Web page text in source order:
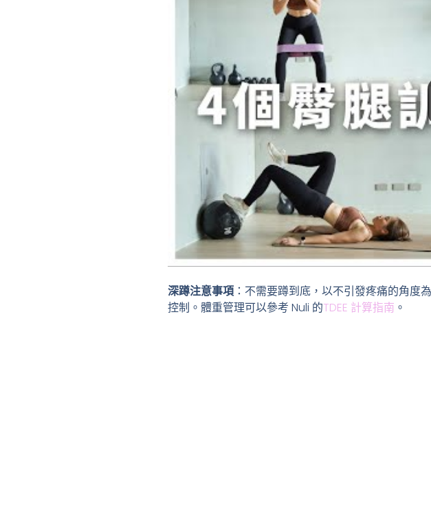
深蹲注意事項：不需要蹲到底，以不引發疼痛的角度
控制。體重管理可以參考 Nuli 的TDEE 計算指南 。